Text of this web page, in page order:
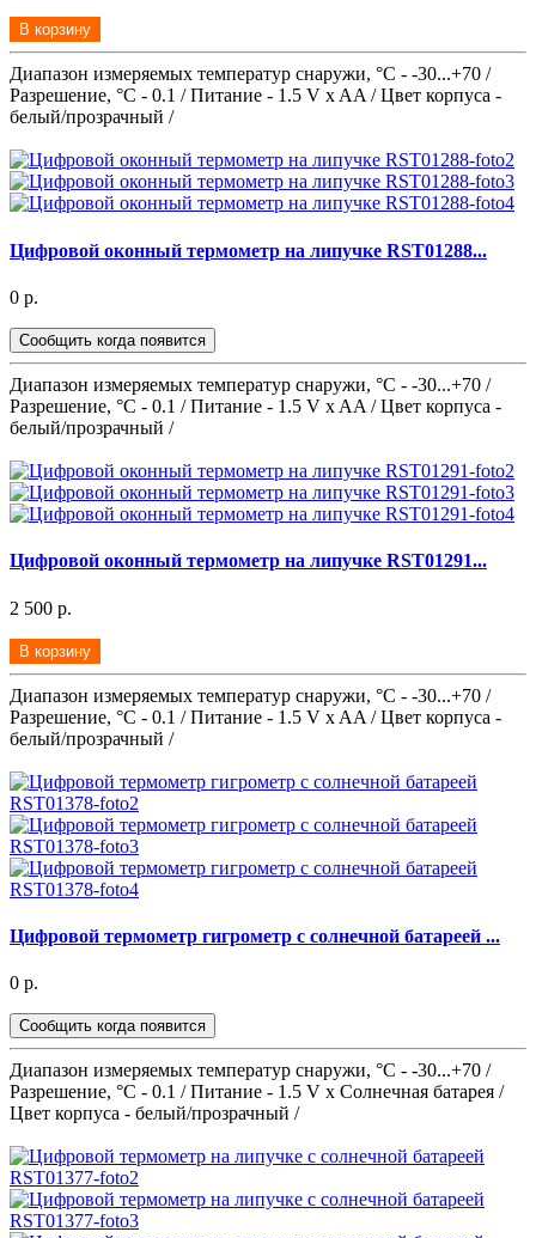
В корзину
Диапазон измеряемых температур снаружи, °С - -30...+70 /
Разрешение, °С - 0.1 / Питание - 1.5 V x AA / Цвет корпуса -
белый/прозрачный /
Цифровой оконный термометр на липучке RST01288...
0 р.
Сообщить когда появится
Диапазон измеряемых температур снаружи, °С - -30...+70 /
Разрешение, °С - 0.1 / Питание - 1.5 V x AA / Цвет корпуса -
белый/прозрачный /
Цифровой оконный термометр на липучке RST01291...
2 500 р.
В корзину
Диапазон измеряемых температур снаружи, °С - -30...+70 /
Разрешение, °С - 0.1 / Питание - 1.5 V x AA / Цвет корпуса -
белый/прозрачный /
Цифровой термометр гигрометр с солнечной батареей ...
0 р.
Сообщить когда появится
Диапазон измеряемых температур снаружи, °С - -30...+70 /
Разрешение, °С - 0.1 / Питание - 1.5 V x Солнечная батарея /
Цвет корпуса - белый/прозрачный /